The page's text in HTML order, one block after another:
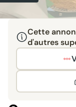
Cette
d'autres